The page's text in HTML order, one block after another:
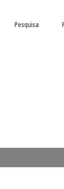
Pesquisa